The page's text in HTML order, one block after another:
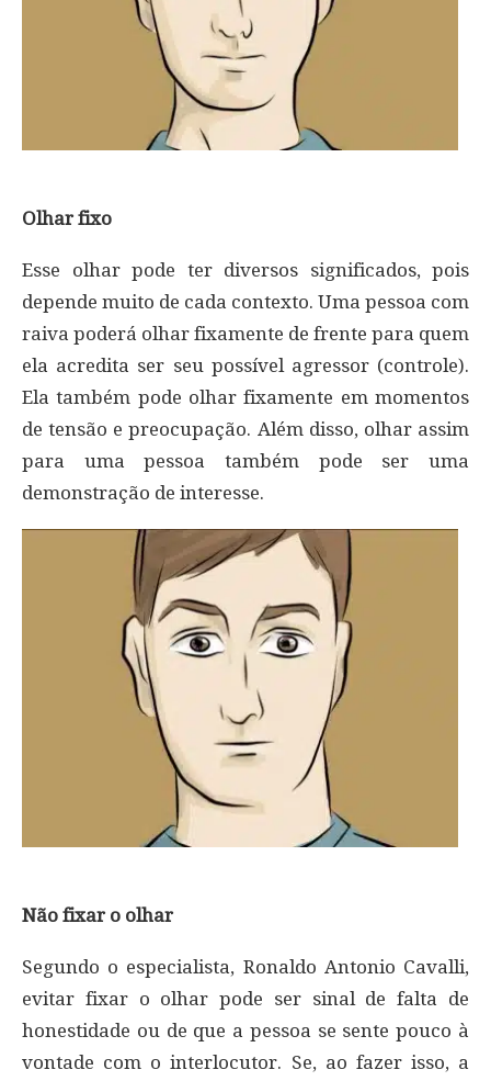
Olhar fixo
Esse olhar pode ter diversos significados, pois
depende muito de cada contexto. Uma pessoa com
raiva poderá olhar fixamente de frente para quem
ela acredita ser seu possível agressor (controle).
Ela também pode olhar fixamente em momentos
de tensão e preocupação. Além disso, olhar assim
para uma pessoa também pode ser uma
demonstração de interesse.
Não fixar o olhar
Segundo o especialista, Ronaldo Antonio Cavalli,
evitar fixar o olhar pode ser sinal de falta de
honestidade ou de que a pessoa se sente pouco à
vontade com o interlocutor. Se, ao fazer isso, a